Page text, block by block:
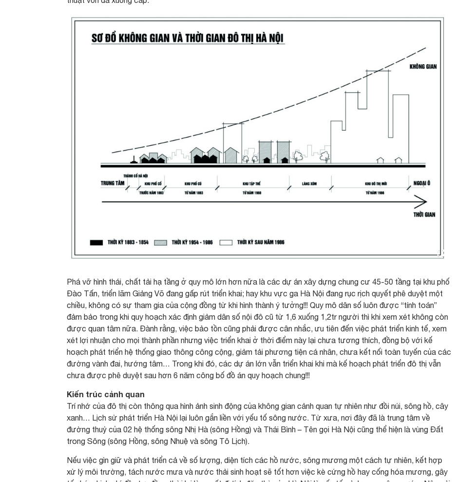
Phá vỡ hình thái, chất tải hạ tầng ở quy mô lớn hơn nữa là các dự án xây dựng chung cư 45-50 tầng tại khu phố
Đào Tấn, triển lãm Giảng Võ đang gấp rút triển khai; hay khu vực ga Hà Nội đang rục rịch quyết phê duyệt một
chiều, không có sự tham gia của cộng đồng từ khi hình thành ý tưởng!!! Quy mô dân số luôn được “tính toán”
đảm bảo trong khi quy hoạch xác định giảm dân số nội đô cũ từ 1,6 xuống 1,2tr người thì khi xem xét không còn
được quan tâm nữa. Đành rằng, việc bảo tồn cũng phải được cân nhắc, ưu tiên đến việc phát triển kinh tế, xem
xét lợi nhuận cho mọi thành phần nhưng việc triển khai ở thời điểm này lại chưa tương thích, đồng bộ với kế
hoạch phát triển hệ thống giao thông công cộng, giảm tải phương tiện cá nhân, chưa kết nối toàn tuyến của các
đường vành đai, hướng tâm… Trong khi đó, các dự án lớn vẫn triển khai khi mà kế hoạch phát triển đô thị vẫn
chưa được phê duyệt sau hơn 6 năm công bố đồ án quy hoạch chung!!!
Kiến trúc cảnh quan
Trí nhớ của đô thị còn thông qua hình ảnh sinh động của không gian cảnh quan tự nhiên như đồi núi, sông hồ, cây
xanh… Lịch sử phát triển Hà Nội lại luôn gắn liền với yếu tố sông nước. Từ xưa, nơi đây đã là trung tâm về
đường thuỷ của 02 hệ thống sông Nhị Hà (sông Hồng) và Thái Bình – Tên gọi Hà Nội cũng thể hiện là vùng Đất
trong Sông (sông Hồng, sông Nhuệ và sông Tô Lịch).
Nếu việc gìn giữ và phát triển cả về số lượng, diện tích các hồ nước, sông mương một cách tự nhiên, kết hợp
xử lý môi trường, tách nước mưa và nước thải sinh hoạt sẽ tốt hơn việc kè cứng hồ hay cống hóa mương, gây